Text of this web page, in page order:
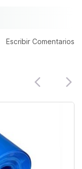
Escribir Comentarios